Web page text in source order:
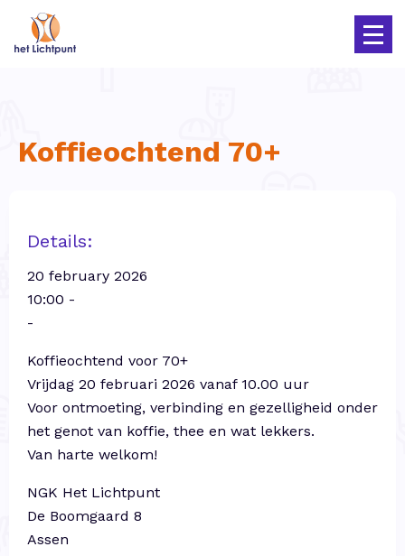
Koffieochtend 70+
Details:
20 february 2026
10:00 -
-
Koffieochtend voor 70+
Vrijdag 20 februari 2026 vanaf 10.00 uur
Voor ontmoeting, verbinding en gezelligheid onder
het genot van koffie, thee en wat lekkers.
Van harte welkom!
NGK Het Lichtpunt
De Boomgaard 8
Assen